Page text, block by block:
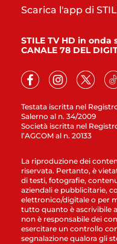
Testata iscritta nel
Salerno al n. 34/2009
Società iscritta nel
l’AGCOM al n. 20133
Scarica l'app di
STILE TV HD in onda
CANALE 78 DEL
La riproduzione dei
riservata. Pertanto, è
di testi, fotografie,
aziendali e pubblicitarie,
elettronico/digitale o per
tutto quanto è ascrivibile
non è responsabile dei
esercitare un controllo
segnalazione qualora gli